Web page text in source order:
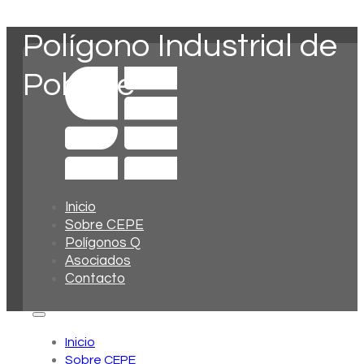
Inicio
Sobre CEPE
Polígonos Q
Asociados
Contacto
Inicio
Sobre CEPE
Polígono Industrial de
Poblete